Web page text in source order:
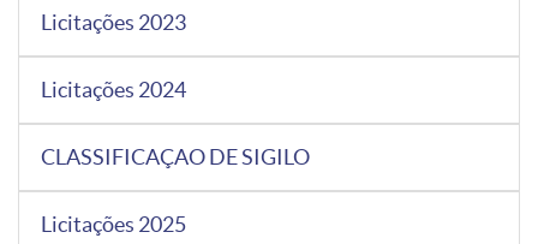
Licitações 2023
Licitações 2024
CLASSIFICAÇAO DE SIGILO
Licitações 2025